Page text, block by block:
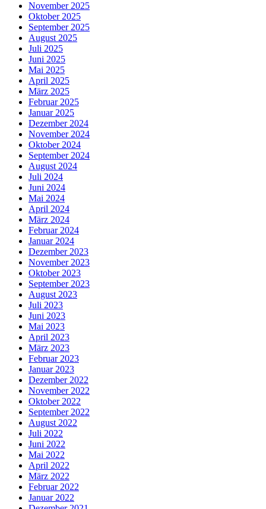
November 2025
Oktober 2025
September 2025
August 2025
Juli 2025
Juni 2025
Mai 2025
April 2025
März 2025
Februar 2025
Januar 2025
Dezember 2024
November 2024
Oktober 2024
September 2024
August 2024
Juli 2024
Juni 2024
Mai 2024
April 2024
März 2024
Februar 2024
Januar 2024
Dezember 2023
November 2023
Oktober 2023
September 2023
August 2023
Juli 2023
Juni 2023
Mai 2023
April 2023
März 2023
Februar 2023
Januar 2023
Dezember 2022
November 2022
Oktober 2022
September 2022
August 2022
Juli 2022
Juni 2022
Mai 2022
April 2022
März 2022
Februar 2022
Januar 2022